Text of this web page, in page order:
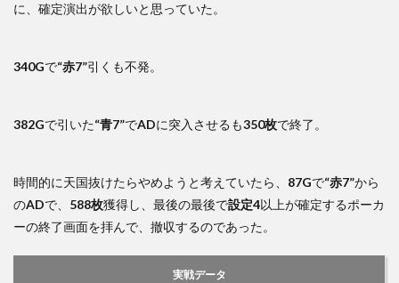
に、確定演出が欲しいと思っていた。
340Gで“赤7”引くも不発。
382Gで引いた“青7”でADに突入させるも350枚で終了。
時間的に天国抜けたらやめようと考えていたら、 87Gで“赤7”から
のADで、 588枚獲得し、最後の最後で設定4以上が確定するポーカ
ーの終了画面を拝んで、撤収するのであった。
実戦データ